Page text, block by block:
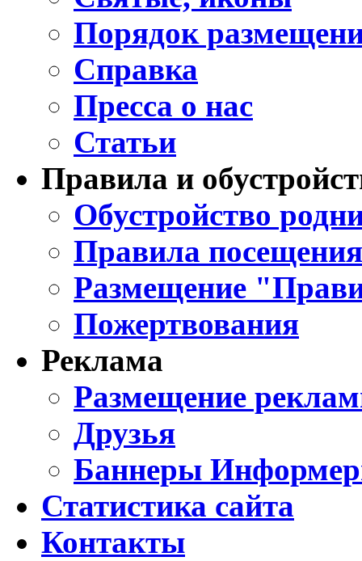
Порядок
Справка
Пресса о нас
Статьи
Правила и
Обустройство
Правила
Размещение
Пожертвования
Реклама
Размещение
Друзья
Баннеры
Статистика сайта
Контакты